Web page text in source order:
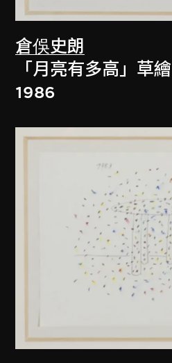
倉俁史朗
「月亮有多高」草繪
1986